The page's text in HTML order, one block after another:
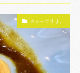
カレーですよ。